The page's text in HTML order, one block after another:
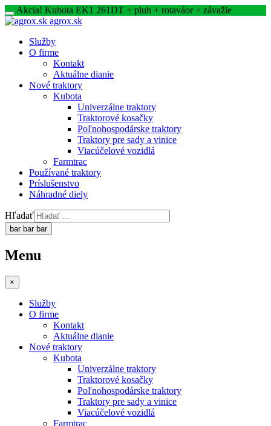
Akcia! Kubota EK1 261DT + pluh + rotaváor + závažie
agrox.sk
Služby
O firme
Kontakt
Aktuálne dianie
Nové traktory
Kubota
Univerzálne traktory
Traktorové kosačky
Poľnohospodárske traktory
Traktory pre sady a vinice
Viacúčelové vozidlá
Farmtrac
Používané traktory
Príslušenstvo
Náhradné diely
Hľadať
bar bar bar
Menu
×
Služby
O firme
Kontakt
Aktuálne dianie
Nové traktory
Kubota
Univerzálne traktory
Traktorové kosačky
Poľnohospodárske traktory
Traktory pre sady a vinice
Viacúčelové vozidlá
Farmtrac